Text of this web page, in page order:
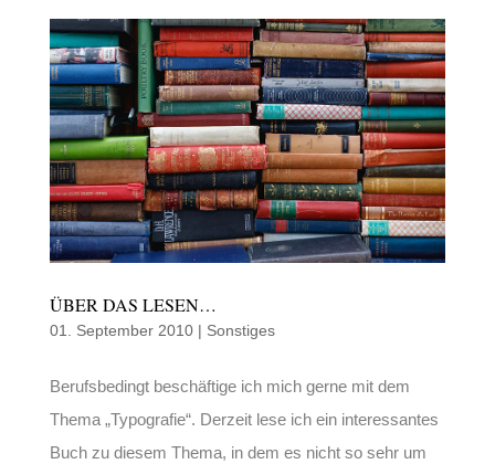
ÜBER DAS LESEN…
01. September 2010| Sonstiges
Berufsbedingt beschäftige ich mich gerne mit dem
Thema „Typografie“. Derzeit lese ich ein interessantes
Buch zu diesem Thema, in dem es nicht so sehr um